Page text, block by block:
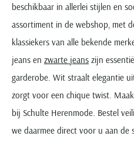
beschikbaar in allerlei stijlen en
assortiment in de webshop, met
klassiekers van alle bekende
jeans en zwarte jeans zijn
garderobe. Wit straalt elegantie
zorgt voor een chique twist.
bij Schulte Herenmode. Bestel
we daarmee direct voor u aan de